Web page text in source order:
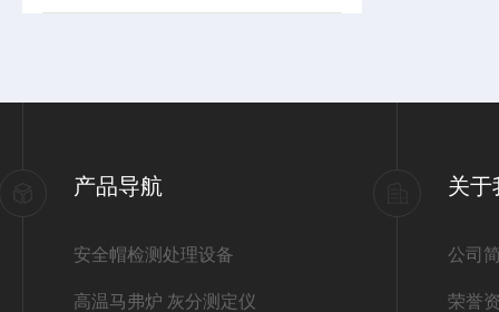
产品导航
安全帽检测处理设备
高温马弗炉 灰分测定仪
关于
公司
荣誉